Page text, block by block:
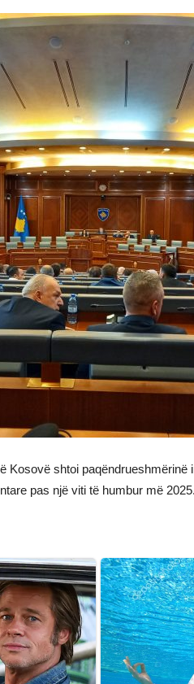
Kosovë shtoi paqëndrueshmërinë
pas një viti të humbur më 2025.